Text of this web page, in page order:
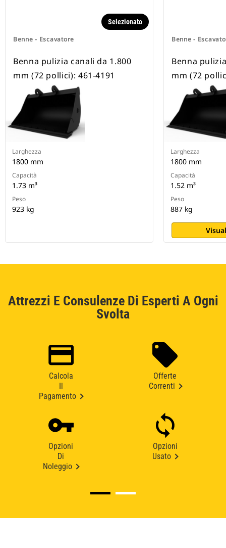
Benne - Escavatore
Selezionato
Benna pulizia canali da 1.800
mm (72 pollici): 461-4191
Larghezza
1800 mm
Capacità
1.73 m³
Peso
923 kg
Benne -
Benna
mm (72
Larghezza
1800 mm
Capacità
1.52 m³
Peso
887 kg
Attrezzi E Consulenze Di Esperti A Ogni
Svolta
Calcola
Pagamento
Offerte
Correnti
Opzioni
Di
Noleggio
Opzioni
Usato